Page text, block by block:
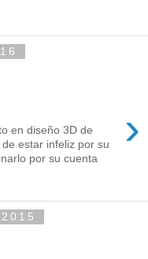
›
en diseño 3D de
estar infeliz por su
por su cuenta